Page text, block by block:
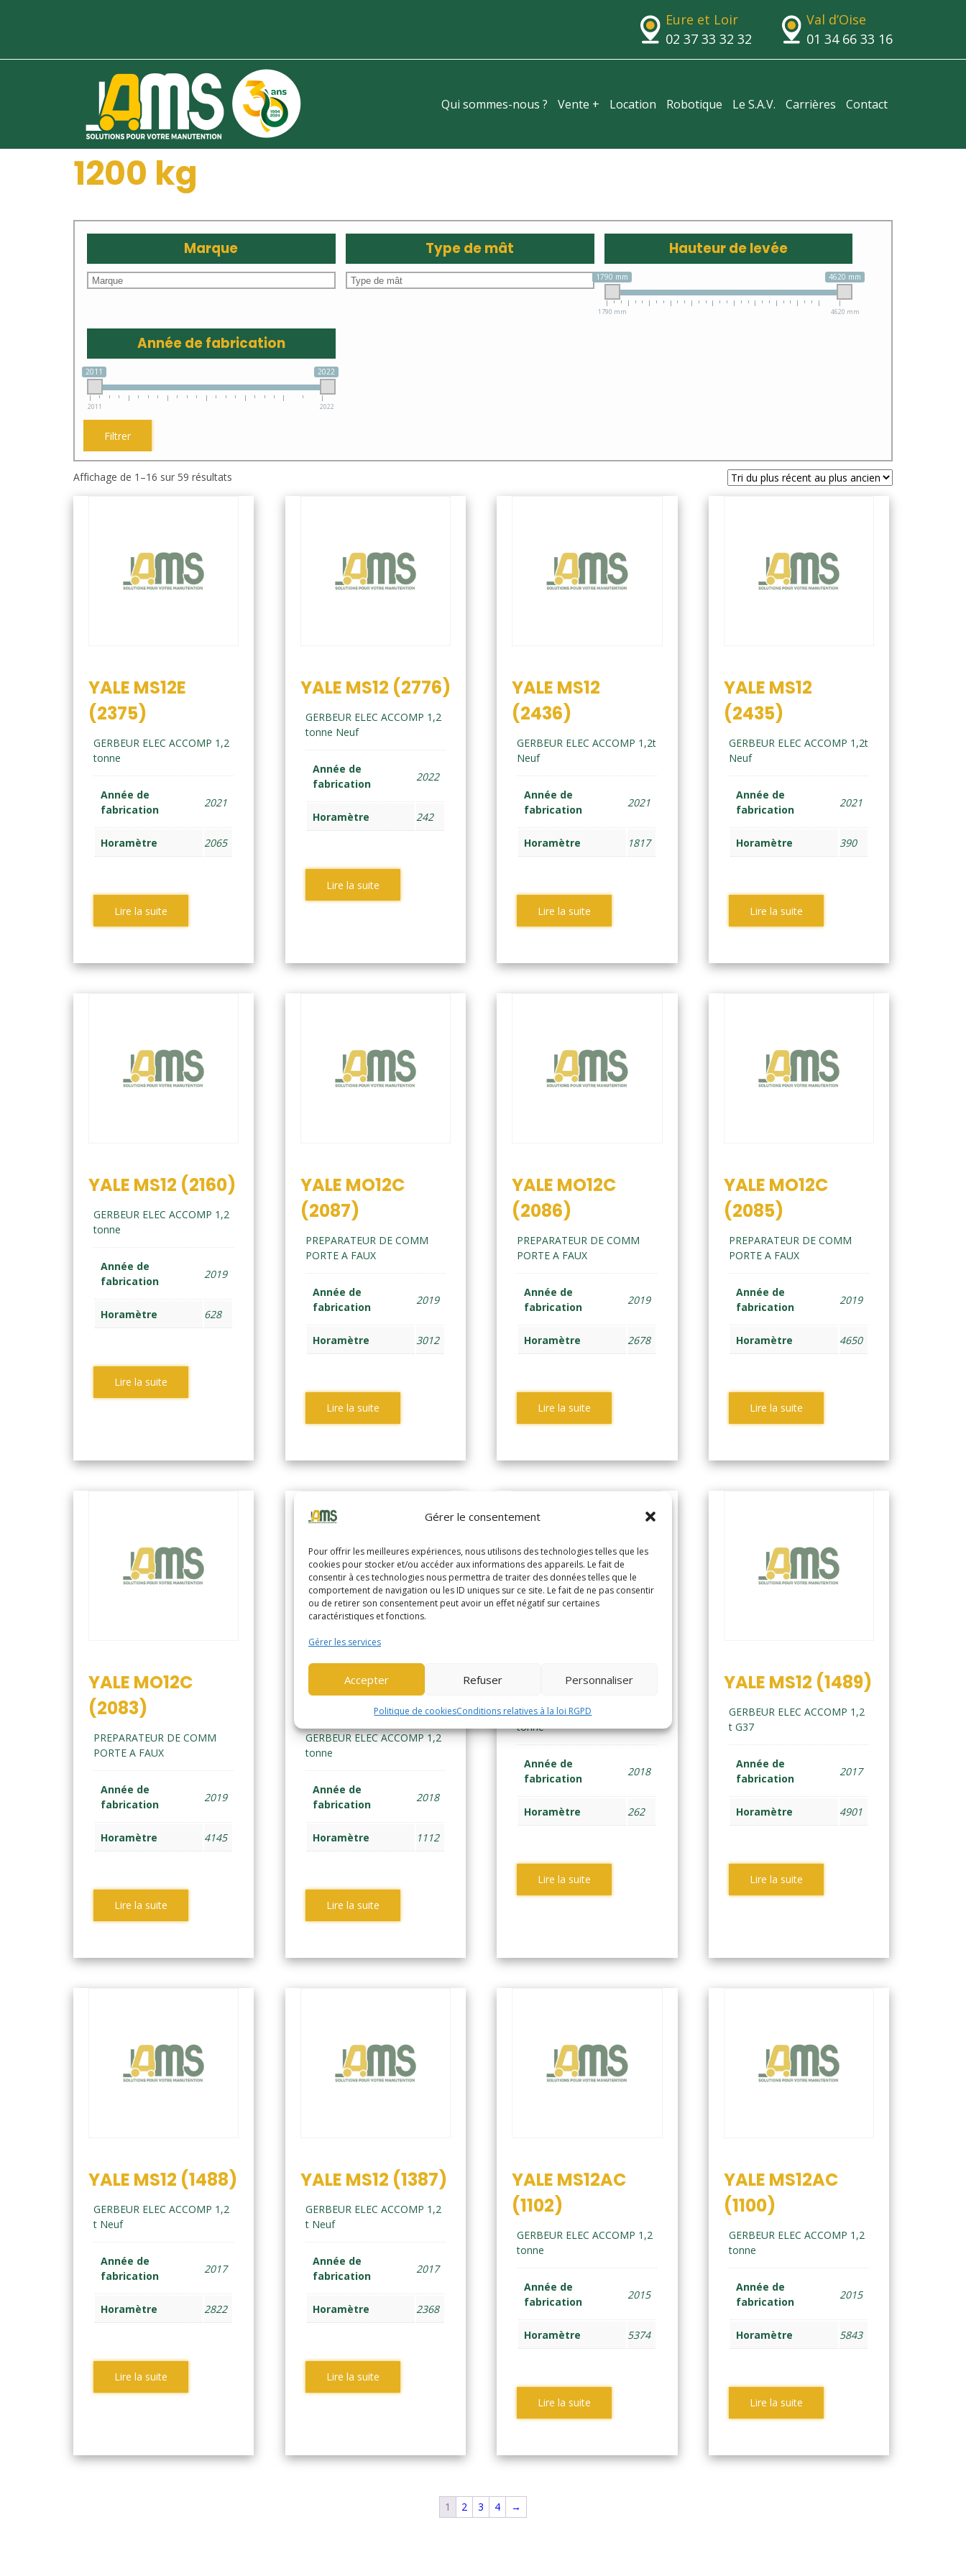
Gérer le consentement
Pour offrir les meilleures expériences, nous utilisons des technologies telles que les
cookies pour stocker et/ou accéder aux informations des appareils. Le fait de
consentir à ces technologies nous permettra de traiter des données telles que le
comportement de navigation ou les ID uniques sur ce site. Le fait de ne pas consentir
ou de retirer son consentement peut avoir un effet négatif sur certaines
caractéristiques et fonctions.
Gérer les services
Accepter Refuser Personnaliser
Politique de cookiesConditions relatives à la loi RGPD
Eure et Loir
02 37 33 32 32
Val d’Oise
01 34 66 33 16
Qui sommes-nous ? Vente + Location Robotique Le S.A.V. Carrières Contact
1200 kg
Marque Type de mât Hauteur de levée
1790 mm 4620 mm
1790 mm 4620 mm
Année de fabrication
2011 2022
2011 2022
Filtrer
Affichage de 1–16 sur 59 résultats
YALE MS12E
(2375)
GERBEUR ELEC ACCOMP 1,2
tonne
Année de
fabrication
2021
Horamètre 2065
Lire la suite
YALE MS12 (2776)
GERBEUR ELEC ACCOMP 1,2
tonne Neuf
Année de
fabrication
2022
Horamètre 242
Lire la suite
YALE MS12
(2436)
GERBEUR ELEC ACCOMP 1,2t
Neuf
Année de
fabrication
2021
Horamètre 1817
Lire la suite
YALE MS12
(2435)
GERBEUR ELEC ACCOMP 1,2t
Neuf
Année de
fabrication
2021
Horamètre 390
Lire la suite
YALE MS12 (2160)
GERBEUR ELEC ACCOMP 1,2
tonne
Année de
fabrication
2019
Horamètre 628
Lire la suite
YALE MO12C
(2087)
PREPARATEUR DE COMM
PORTE A FAUX
Année de
fabrication
2019
Horamètre 3012
Lire la suite
YALE MO12C
(2086)
PREPARATEUR DE COMM
PORTE A FAUX
Année de
fabrication
2019
Horamètre 2678
Lire la suite
YALE MO12C
(2085)
PREPARATEUR DE COMM
PORTE A FAUX
Année de
fabrication
2019
Horamètre 4650
Lire la suite
YALE MO12C
(2083)
PREPARATEUR DE COMM
PORTE A FAUX
Année de
fabrication
2019
Horamètre 4145
Lire la suite
YALE MS12E
GERBEUR ELEC ACCOMP 1,2
tonne
Année de
fabrication
2018
Horamètre 1112
Lire la suite
YALE MS12 (1563)
GERBEUR ELEC ACCOMP 1,2
tonne
Année de
fabrication
2018
Horamètre 262
Lire la suite
YALE MS12 (1489)
GERBEUR ELEC ACCOMP 1,2
t G37
Année de
fabrication
2017
Horamètre 4901
Lire la suite
YALE MS12 (1488)
GERBEUR ELEC ACCOMP 1,2
t Neuf
Année de
fabrication
2017
Horamètre 2822
Lire la suite
YALE MS12 (1387)
GERBEUR ELEC ACCOMP 1,2
t Neuf
Année de
fabrication
2017
Horamètre 2368
Lire la suite
YALE MS12AC
(1102)
GERBEUR ELEC ACCOMP 1,2
tonne
Année de
fabrication
2015
Horamètre 5374
Lire la suite
YALE MS12AC
(1100)
GERBEUR ELEC ACCOMP 1,2
tonne
Année de
fabrication
2015
Horamètre 5843
Lire la suite
1 2 3 4 →